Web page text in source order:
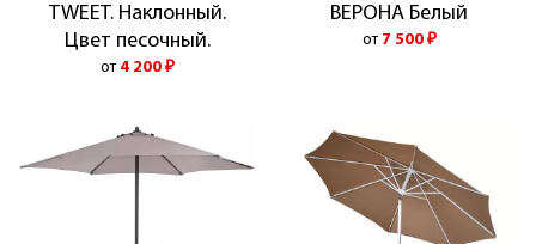
TWEET. Наклонный.
Цвет песочный.
от 4 200 ₽
ВЕРОНА Белый
от 7 500 ₽